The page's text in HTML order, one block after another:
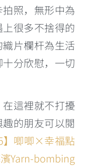
照，無形中為
很多不捨得的
片欄杆為生活
分欣慰，一切
這裡就不打擾
的朋友可以閱
】唧唧×幸福點
Yarn-bombing